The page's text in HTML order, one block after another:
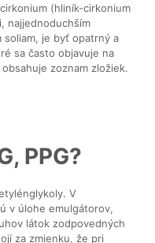
(hliník-cirkonium
najjednoduchším
soliam, je byť opatrný a
sa často objavuje na
zoznam zložiek.
PPG?
V
v úlohe emulgátorov,
látok zodpovedných
za zmienku, že pri